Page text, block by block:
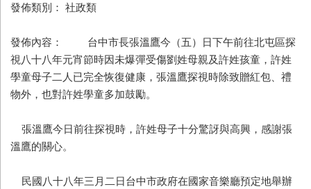
發佈類別： 社政類
發佈內容： 台中市長張溫鷹今（五）日下午前往北屯區探
視八十八年元宵節時因未爆彈受傷劉姓母親及許姓孩童，許姓
學童母子二人已完全恢復健康，張溫鷹探視時除致贈紅包、禮
物外，也對許姓學童多加鼓勵。
張溫鷹今日前往探視時，許姓母子十分驚訝與高興，感謝張
溫鷹的關心。
民國八十八年三月二日台中市政府在國家音樂廳預定地舉辦